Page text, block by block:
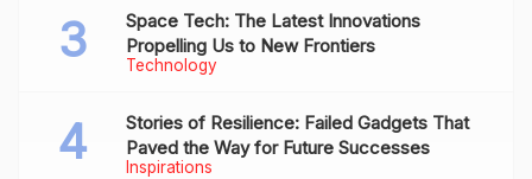
Technology
Space Tech: The Latest Innovations
Propelling Us to New Frontiers
Inspirations
Stories of Resilience: Failed Gadgets That
Paved the Way for Future Successes